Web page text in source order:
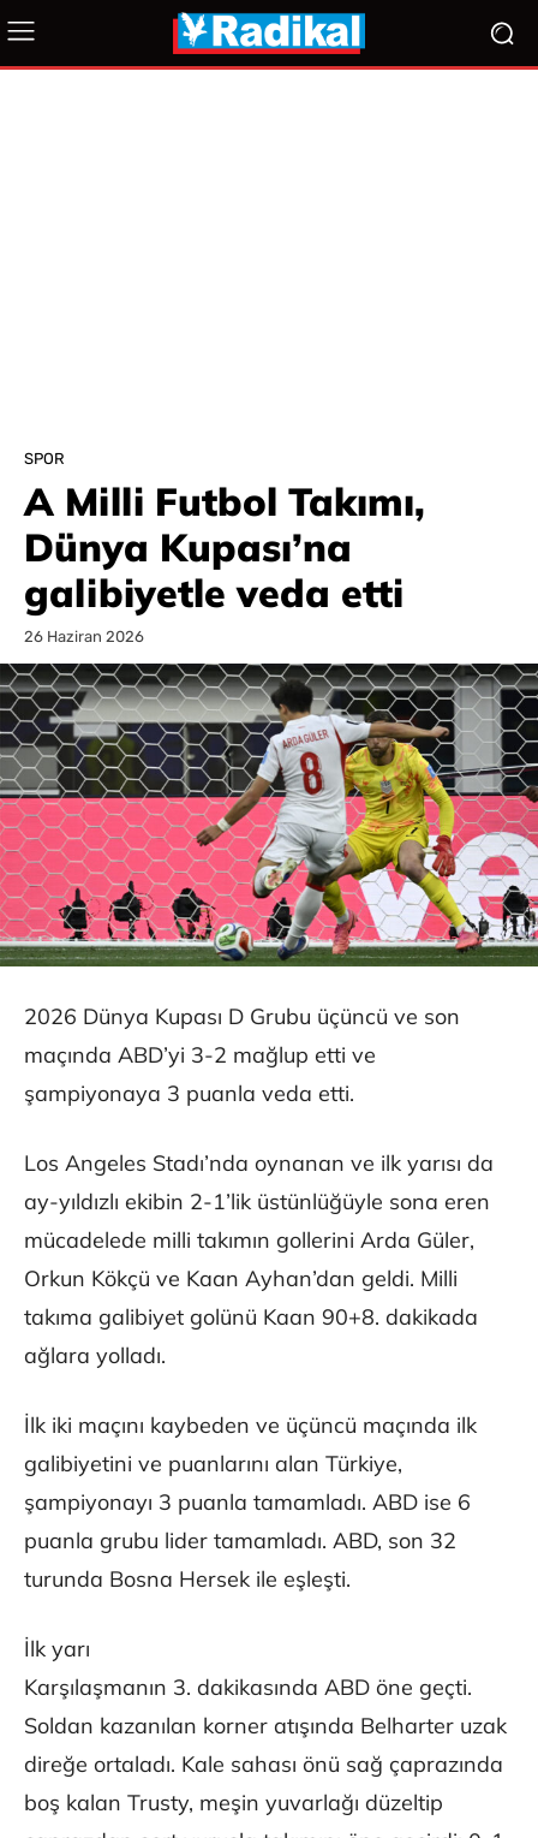
SPOR
A Milli Futbol Takımı,
Dünya Kupası’na
galibiyetle veda etti
26 Haziran 2026
2026 Dünya Kupası D Grubu üçüncü ve son
maçında ABD’yi 3-2 mağlup etti ve
şampiyonaya 3 puanla veda etti.
Los Angeles Stadı’nda oynanan ve ilk yarısı da
ay-yıldızlı ekibin 2-1’lik üstünlüğüyle sona eren
mücadelede milli takımın gollerini Arda Güler,
Orkun Kökçü ve Kaan Ayhan’dan geldi. Milli
takıma galibiyet golünü Kaan 90+8. dakikada
ağlara yolladı.
İlk iki maçını kaybeden ve üçüncü maçında ilk
galibiyetini ve puanlarını alan Türkiye,
şampiyonayı 3 puanla tamamladı. ABD ise 6
puanla grubu lider tamamladı. ABD, son 32
turunda Bosna Hersek ile eşleşti.
İlk yarı
Karşılaşmanın 3. dakikasında ABD öne geçti.
Soldan kazanılan korner atışında Belharter uzak
direğe ortaladı. Kale sahası önü sağ çaprazında
boş kalan Trusty, meşin yuvarlağı düzeltip